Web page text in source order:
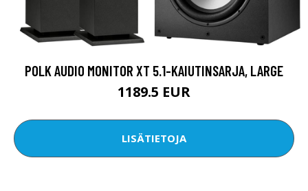
POLK AUDIO MONITOR XT 5.1-KAIUTINSARJA, LARGE
1189.5 EUR
LISÄTIETOJA